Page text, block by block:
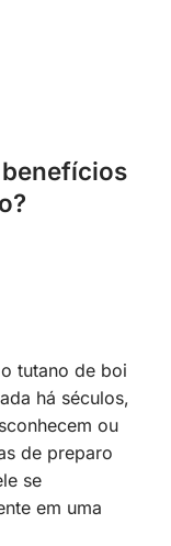
benefícios
tutano de boi
há séculos,
ou
de preparo
se
em uma